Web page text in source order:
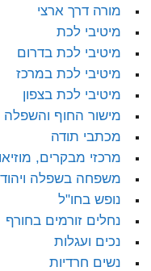
מורה דרך ארצי
מיטיבי לכת
מיטיבי לכת בדרום
מיטיבי לכת במרכז
מיטיבי לכת בצפון
מישור החוף והשפלה
מכתבי תודה
מרכזי מבקרים,
משפחה בשפלה
נופש בחו"ל
נחלים זורמים בחורף
נכים ועגלות
נשים חרדיות